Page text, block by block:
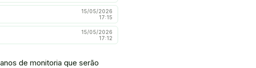
15/05/2026
17:15
15/05/2026
17:12
de monitoria que serão